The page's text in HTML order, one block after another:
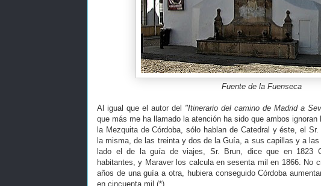
Fuente de la Fuenseca
Al igual que el autor del "Itinerario del camino de Madrid a
que más me ha llamado la atención ha sido que ambos
la Mezquita de Córdoba, sólo hablan de Catedral y éste, el
la misma, de las treinta y dos de la Guía, a sus capillas y a
lado el de la guía de viajes, Sr. Brun, dice que en 1823
habitantes, y Maraver los calcula en sesenta mil en 1866. No
años de una guía a otra, hubiera conseguido Córdoba
en cincuenta mil.(*)